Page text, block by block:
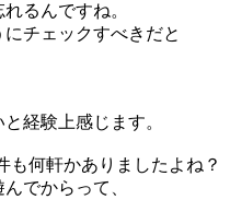
るんですね。
チェックすべきだと
経験上感じます。
も何軒かありましたよね？
でからって、